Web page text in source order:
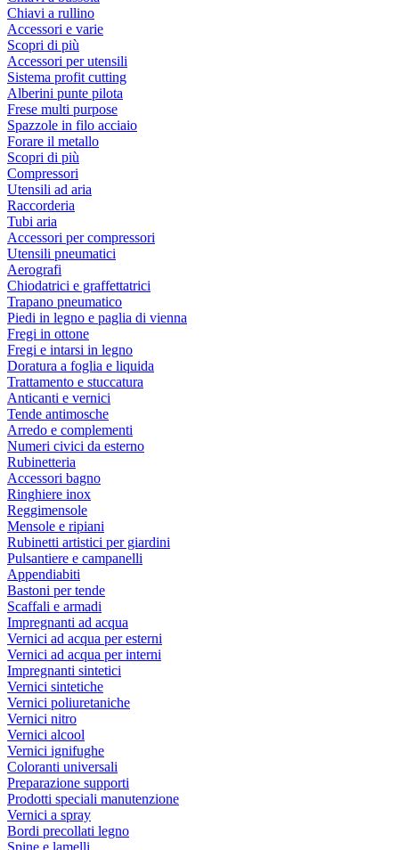
Chiavi a rullino
Accessori e varie
Scopri di più
Accessori per utensili
Sistema profit cutting
Alberini punte pilota
Frese multi purpose
Spazzole in filo acciaio
Forare il metallo
Scopri di più
Compressori
Utensili ad aria
Raccorderia
Tubi aria
Accessori per compressori
Utensili pneumatici
Aerografi
Chiodatrici e graffettatrici
Trapano pneumatico
Piedi in legno e paglia di vienna
Fregi in ottone
Fregi e intarsi in legno
Doratura a foglia e liquida
Trattamento e stuccatura
Anticanti e vernici
Tende antimosche
Arredo e complementi
Numeri civici da esterno
Rubinetteria
Accessori bagno
Ringhiere inox
Reggimensole
Mensole e ripiani
Rubinetti artistici per giardini
Pulsantiere e campanelli
Appendiabiti
Bastoni per tende
Scaffali e armadi
Impregnanti ad acqua
Vernici ad acqua per esterni
Vernici ad acqua per interni
Impregnanti sintetici
Vernici sintetiche
Vernici poliuretaniche
Vernici nitro
Vernici alcool
Vernici ignifughe
Coloranti universali
Preparazione supporti
Prodotti speciali manutenzione
Vernici a spray
Bordi precollati legno
Spine e lamelli